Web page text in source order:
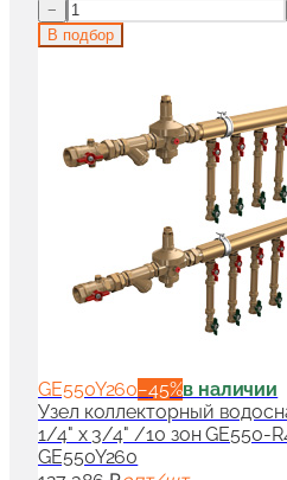
−
В подбор
GE550Y260−45%в наличии
Узел коллекторный
1/4" x 3/4" /10 зон GE550-
GE550Y260